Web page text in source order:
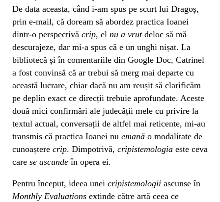
De data aceasta, când i-am spus pe scurt lui Dragoș,
prin e-mail, că doream să abordez practica Ioanei
dintr-o perspectivă crip, el nu a vrutdeloc să mă
descurajeze, dar mi-a spus că e un unghi nișat. La
bibliotecă și în comentariile din Google Doc, Catrinel
a fost convinsă că ar trebui să merg mai departe cu
această lucrare, chiar dacă nu am reușit să clarificăm
pe deplin exact ce direcții trebuie aprofundate. Aceste
două mici confirmări ale judecății mele cu privire la
textul actual, conversații de altfel mai reticente, mi-au
transmis că practica Ioanei nu emană o modalitate de
cunoaștere crip. Dimpotrivă, cripistemologia este ceva
care se ascunde în opera ei.
Pentru început, ideea unei cripistemologii ascunse în
Monthly Evaluations extinde către artă ceea ce